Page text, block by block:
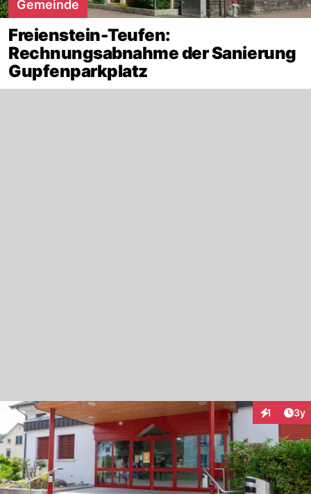
Gemeinde
Freienstein-Teufen:
Rechnungsabnahme der Sanierung
Gupfenparkplatz
1 3y